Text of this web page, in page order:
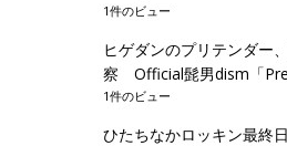
1件のビュー
ヒゲダンのプリテンダー
察 Official髭男dism「
1件のビュー
ひたちなかロッキン最終